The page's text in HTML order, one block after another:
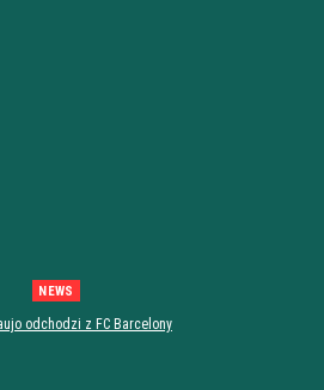
NEWS
odchodzi z FC Barcelony